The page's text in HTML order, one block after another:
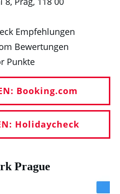
Empfehlungen
Bewertungen
Punkte
Booking.com
Holidaycheck
Prague